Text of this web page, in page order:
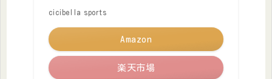
cicibella sports
Amazon
楽天市場